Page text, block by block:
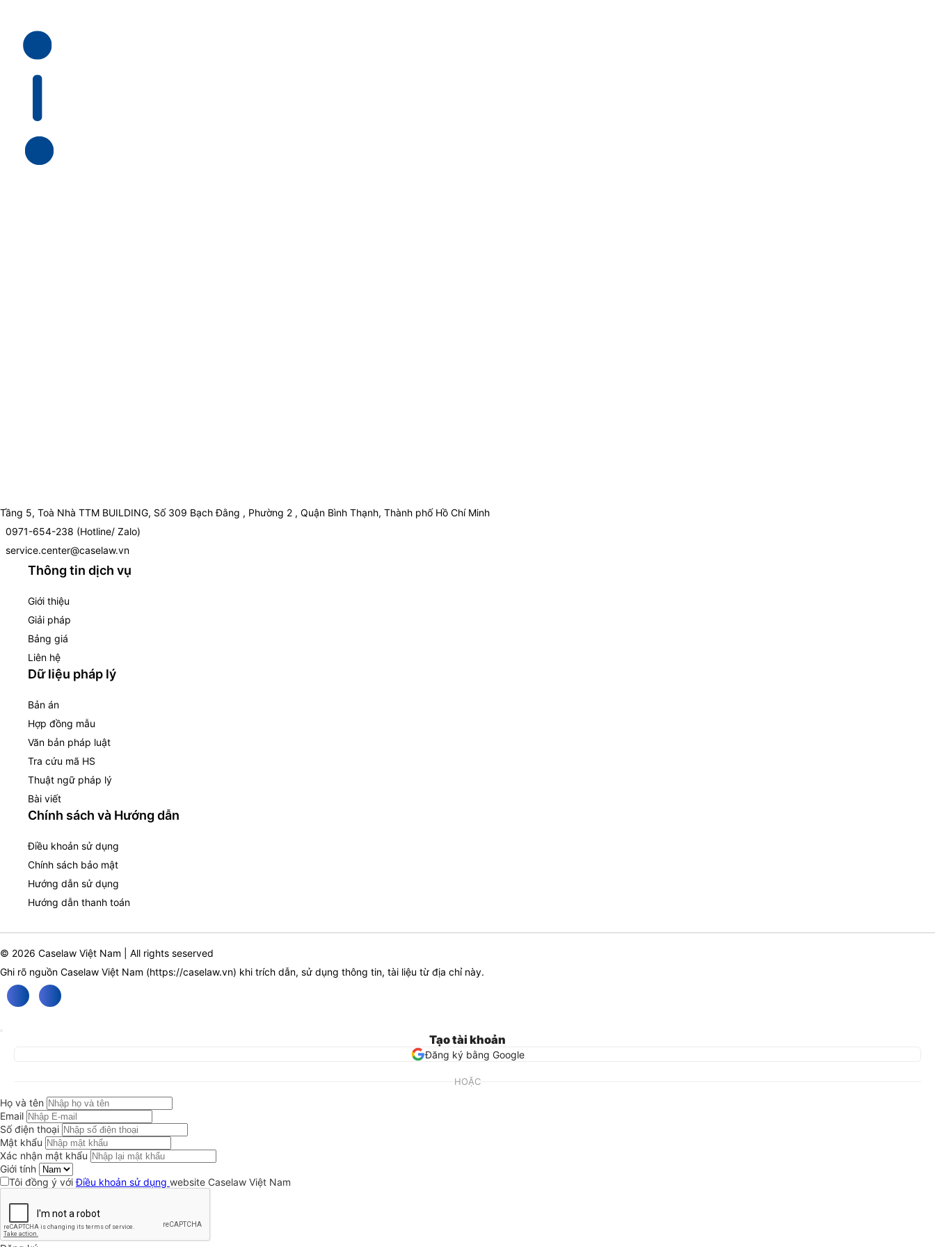
Tầng 5, Toà Nhà TTM BUILDING, Số 309 Bạch Đằng , Phường 2 , Quận Bình Thạnh, Thành phố Hồ Chí Minh
0971-654-238 (Hotline/ Zalo)
service.center@caselaw.vn
Thông tin dịch vụ
Giới thiệu
Giải pháp
Bảng giá
Liên hệ
Dữ liệu pháp lý
Bản án
Hợp đồng mẫu
Văn bản pháp luật
Tra cứu mã HS
Thuật ngữ pháp lý
Bài viết
Chính sách và Hướng dẫn
Điều khoản sử dụng
Chính sách bảo mật
Hướng dẫn sử dụng
Hướng dẫn thanh toán
© 2026 Caselaw Việt Nam | All rights seserved
Ghi rõ nguồn Caselaw Việt Nam (https://caselaw.vn) khi trích dẫn, sử dụng thông tin, tài liệu từ địa chỉ này.
Tạo tài khoản
Đăng ký bằng Google
HOẶC
Họ và tên
Email
Số điện thoại
Mật khẩu
Xác nhận mật khẩu
Giới tính
Tôi đồng ý vớiĐiều khoản sử dụng website Caselaw Việt Nam